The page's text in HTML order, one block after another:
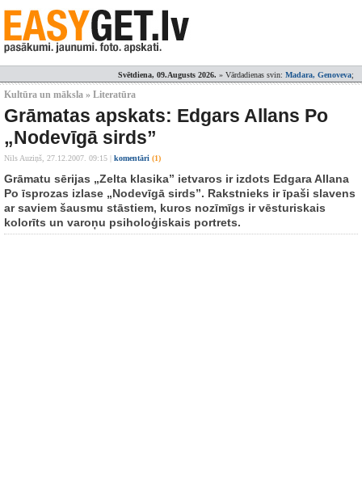
Svētdiena, 09.Augusts 2026. » Vārdadienas svin: Madara, Genoveva;
Kultūra un māksla » Literatūra
Grāmatas apskats: Edgars Allans Po
„Nodevīgā sirds”
Nils Auziņš, 27.12.2007. 09:15 komentāri (1)
Grāmatu sērijas „Zelta klasika” ietvaros ir izdots Edgara Allana
Po īsprozas izlase „Nodevīgā sirds”. Rakstnieks ir īpaši slavens
ar saviem šausmu stāstiem, kuros nozīmīgs ir vēsturiskais
kolorīts un varoņu psiholoģiskais portrets.